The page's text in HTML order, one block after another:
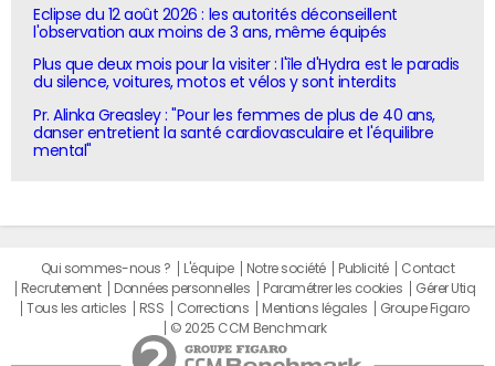
Eclipse du 12 août 2026 : les autorités déconseillent
l'observation aux moins de 3 ans, même équipés
Plus que deux mois pour la visiter : l'île d'Hydra est le paradis
du silence, voitures, motos et vélos y sont interdits
Pr. Alinka Greasley : "Pour les femmes de plus de 40 ans,
danser entretient la santé cardiovasculaire et l'équilibre
mental"
Qui sommes-nous ? L'équipe Notre société Publicité
Contact
Recrutement
Données personnelles Paramétrer les cookies
Gérer Utiq
Tous les articles
RSS Corrections Mentions légales
Groupe Figaro
© 2025 CCM Benchmark